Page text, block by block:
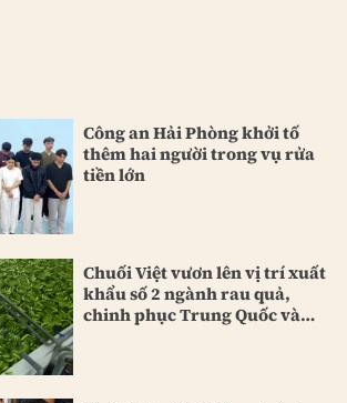
Công an Hải Phòng khởi tố
thêm hai người trong vụ rửa
tiền lớn
Chuối Việt vươn lên vị trí xuất
khẩu số 2 ngành rau quả,
chinh phục Trung Quốc và